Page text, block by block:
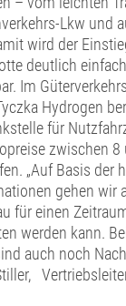
Lkw und
wird der
deutlich
Im
Hydrogen
für
zwischen 8
„Auf Basis der
gehen wir
für einen
werden kann.
auch noch